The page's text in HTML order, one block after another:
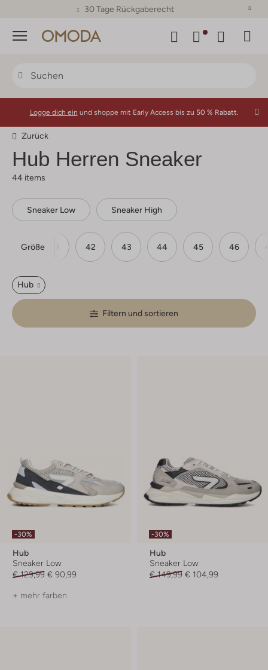
30 Tage Rückgaberecht
Menü
Logge dich ein und shoppe mit Early Access bis zu 50 % Rabatt.
Zurück
Hub Herren Sneaker
44 items
Sneaker Low Sneaker High
Größe
40 42 43 44 45 46
Hub
Filtern und sortieren
-30%
Hub
Sneaker Low
€ 129,99 € 90,99
+ mehr farben
-30%
Hub
Sneaker Low
€ 149,99 € 104,99